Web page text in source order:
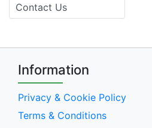
Contact Us
Information
Privacy & Cookie Policy
Terms & Conditions